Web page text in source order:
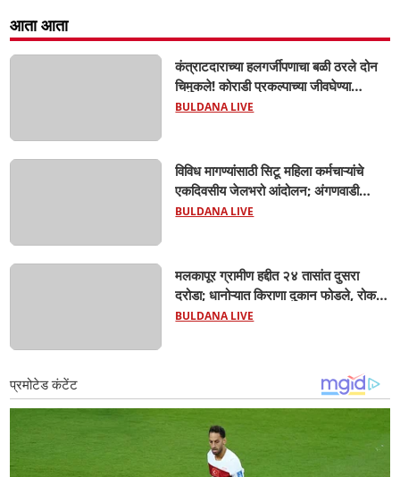
आता आता
कंत्राटदाराच्या हलगर्जीपणाचा बळी ठरले दोन
चिमुकले! कोराडी प्रकल्पाच्या जीवघेण्या
खदाणीत बुडून मावस भावांचा दुर्दैवी मृत्यू; सुरक्षा
BULDANA LIVE
विविध मागण्यांसाठी सिटू महिला कर्मचाऱ्यांचे
एकदिवसीय जेलभरो आंदोलन; अंगणवाडी
सेविका, मदतनीस, आशा वर्कर, पोषण आहार
BULDANA LIVE
मलकापूर ग्रामीण हद्दीत २४ तासांत दुसरा
दरोडा; धानोऱ्यात किराणा दुकान फोडले, रोकड
लंपास...
BULDANA LIVE